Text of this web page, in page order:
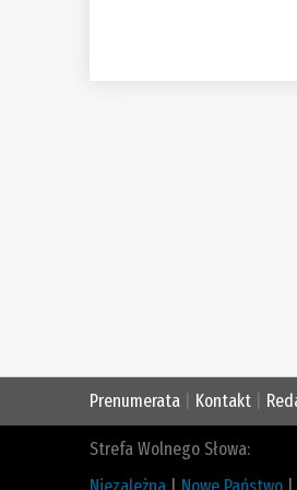
Prenumerata Kontakt
Strefa Wolnego Słowa: